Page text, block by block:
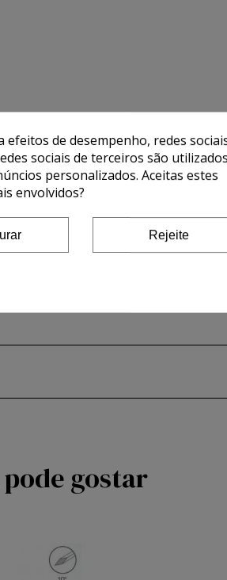
gostar
de desempenho, redes
sociais de terceiros são utilizados
personalizados. Aceitas estes
envolvidos?
Rejeite